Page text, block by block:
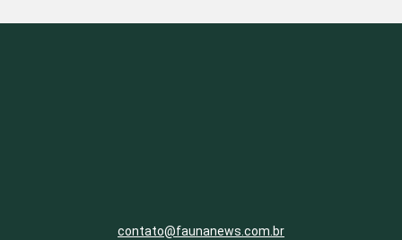
contato@faunanews.com.br